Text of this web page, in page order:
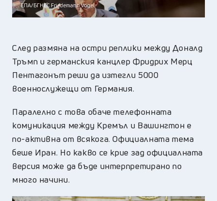
ЕПА/БГНЕС Friedemann Vogel
След размяна на остри реплики между Доналд
Тръмп и германския канцлерФридрих Мерц
Пентагонът реши да изтегли 5000
военнослужещи от Германия.
Паралелно с това обаче телефонната
комуникация между Кремъл и Вашингтон е
по-активна от всякога. Официалната тема
беше Иран. Но какво се крие зад официалната
версия може да бъде интерпретирано по
много начини.